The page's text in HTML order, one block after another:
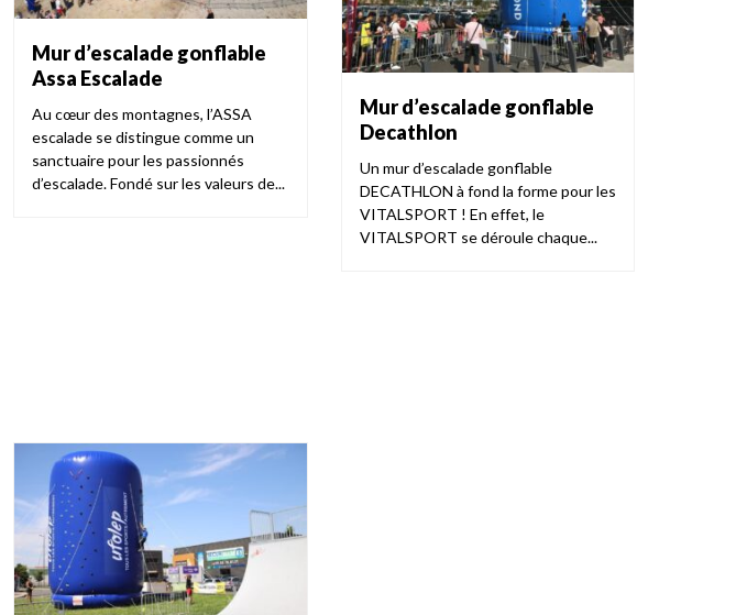
Mur d’escalade gonflable
Assa Escalade
Au cœur des montagnes, l’ASSA
escalade se distingue comme un
sanctuaire pour les passionnés
d’escalade. Fondé sur les valeurs de...
Mur d’escalade gonflable
Decathlon
Un mur d’escalade gonflable
DECATHLON à fond la forme pour les
VITALSPORT ! En effet, le
VITALSPORT se déroule chaque...